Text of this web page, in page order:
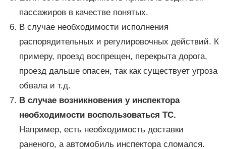
пассажиров в качестве понятых.
В случае необходимости исполнения
распорядительных и регулировочных действий. К
примеру, проезд воспрещен, перекрыта дорога,
проезд дальше опасен, так как существует угроза
обвала и т.д.
В случае возникновения у инспектора
необходимости воспользоваться ТС.
Например, есть необходимость доставки
раненого, а автомобиль инспектора сломался.